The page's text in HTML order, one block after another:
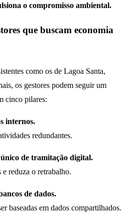
o compromisso ambiental.
que buscam economia
como os de Lagoa Santa,
os gestores podem seguir um
cinco pilares:
internos.
redundantes.
de tramitação digital.
reduza o retrabalho.
de dados.
baseadas em dados compartilhados.